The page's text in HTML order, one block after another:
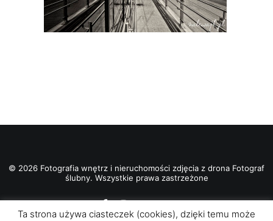
© 2026 Fotografia wnętrz i nieruchomości zdjęcia z drona Fotograf
ślubny. Wszystkie prawa zastrzeżone
Ta strona używa ciasteczek (cookies), dzięki temu może